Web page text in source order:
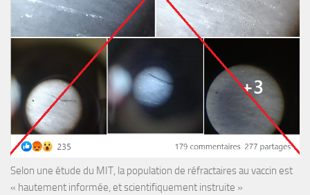
Selon une étude du MIT, la population de réfractaires au vaccin est
« hautement informée, et scientifiquement instruite »